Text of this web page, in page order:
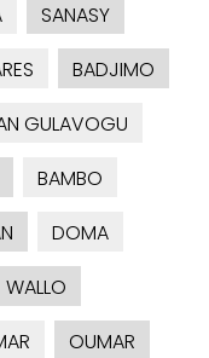
SANASY
BADJIMO
GULAVOGU
BAMBO
DOMA
WALLO
OUMAR